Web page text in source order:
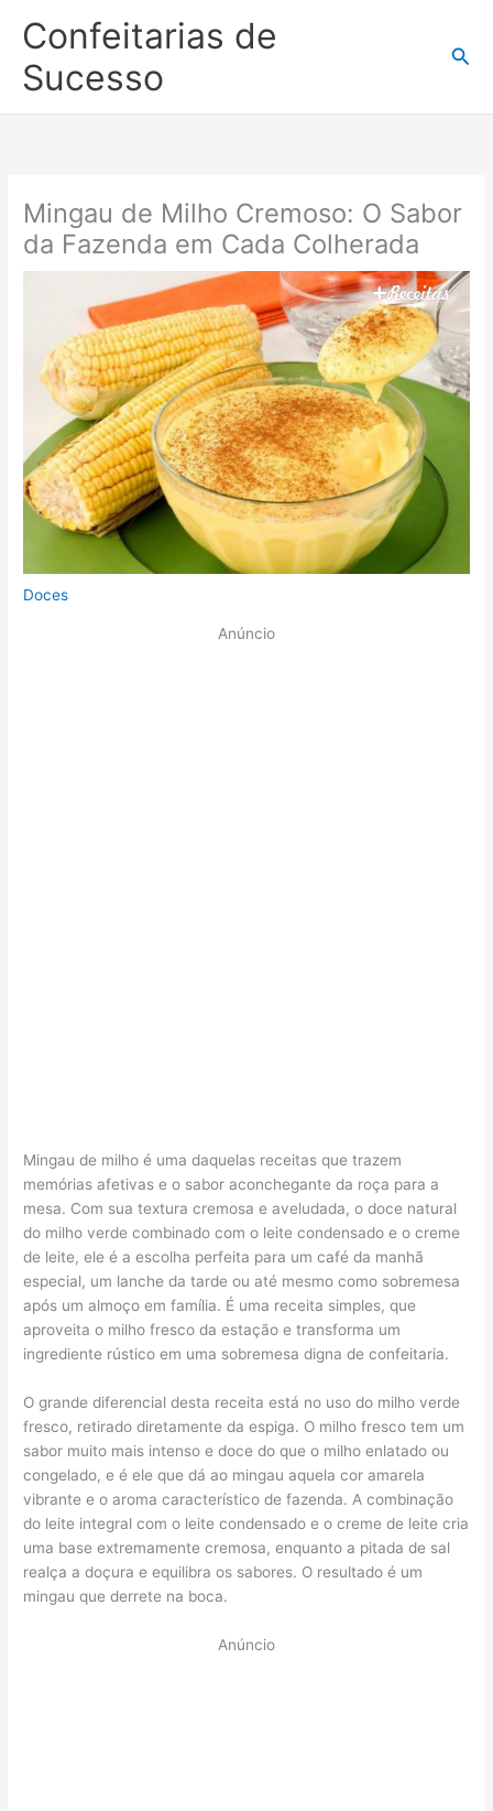
para
conteúdo
Confeitarias de
Sucesso
Mingau de Milho Cremoso: O Sabor
da Fazenda em Cada Colherada
Doces
Anúncio
Mingau de milho é uma daquelas receitas que trazem
memórias afetivas e o sabor aconchegante da roça para a
mesa. Com sua textura cremosa e aveludada, o doce natural
do milho verde combinado com o leite condensado e o creme
de leite, ele é a escolha perfeita para um café da manhã
especial, um lanche da tarde ou até mesmo como sobremesa
após um almoço em família. É uma receita simples, que
aproveita o milho fresco da estação e transforma um
ingrediente rústico em uma sobremesa digna de confeitaria.
O grande diferencial desta receita está no uso do milho verde
fresco, retirado diretamente da espiga. O milho fresco tem um
sabor muito mais intenso e doce do que o milho enlatado ou
congelado, e é ele que dá ao mingau aquela cor amarela
vibrante e o aroma característico de fazenda. A combinação
do leite integral com o leite condensado e o creme de leite cria
uma base extremamente cremosa, enquanto a pitada de sal
realça a doçura e equilibra os sabores. O resultado é um
mingau que derrete na boca.
Anúncio